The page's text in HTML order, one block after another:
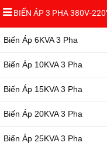
BIẾN ÁP 3 PHA 380V-
Biến Áp 6KVA 3 Pha
Biến Áp 10KVA 3 Pha
Biến Áp 15KVA 3 Pha
Biến Áp 20KVA 3 Pha
Biến Áp 25KVA 3 Pha